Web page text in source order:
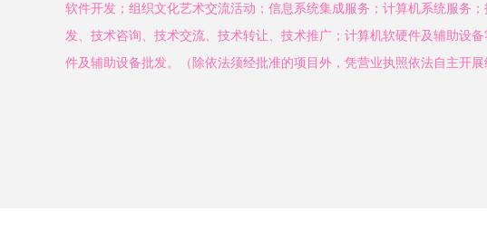
软件开发；组织文化艺术交流活动；信息系统集成服务；计算机系统服务
发、技术咨询、技术交流、技术转让、技术推广；计算机软硬件及辅助设
件及辅助设备批发。（除依法须经批准的项目外，凭营业执照依法自主开展